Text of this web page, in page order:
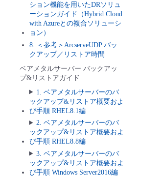
ション機能を用いたDRソリュ
ーションガイド（Hybrid Cloud
with Azureとの複合ソリューシ
ョン）
8. ＜参考＞ArcserveUDP バッ
クアップ／リストア時間
ベアメタルサーバー バックアッ
プ&リストアガイド
1. ベアメタルサーバーのバ
ックアップ&リストア概要およ
び手順 RHEL8.1編
2. ベアメタルサーバーのバ
ックアップ&リストア概要およ
び手順 RHEL8.8編
3. ベアメタルサーバーのバ
ックアップ&リストア概要およ
び手順 Windows Server2016編